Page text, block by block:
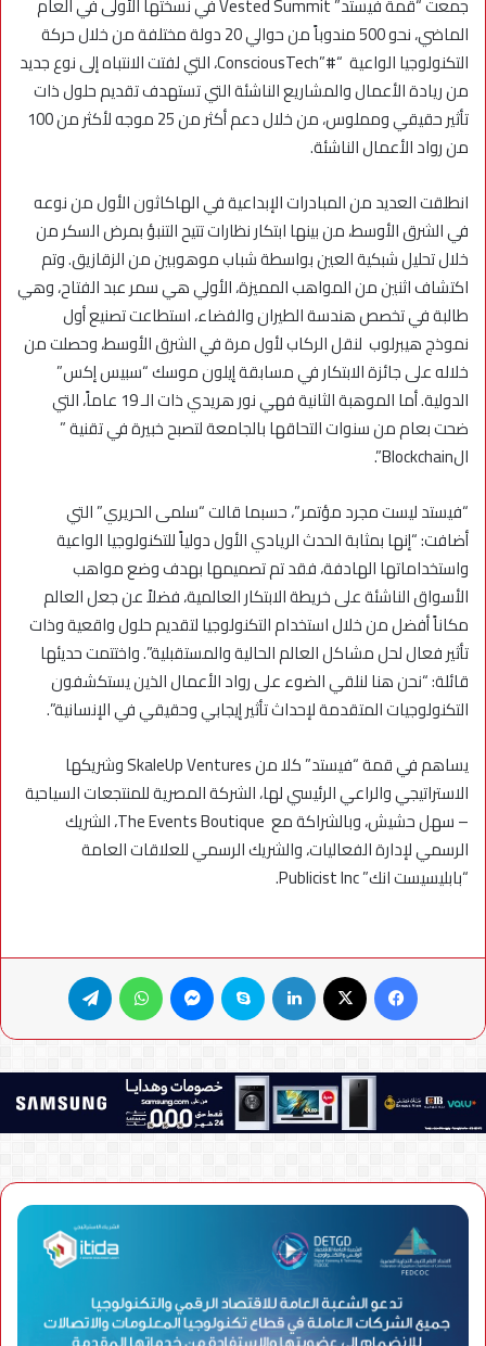
جمعت “قمة فيستد” Vested Summit في نسختها الأولى في العام
الماضي، نحو 500 مندوباً من حوالي 20 دولة مختلفة من خلال حركة
التكنولوجيا الواعية “#”ConsciousTech، التي لفتت الانتباه إلى نوع جديد
من ريادة الأعمال والمشاريع الناشئة التي تستهدف تقديم حلول ذات
تأثير حقيقي ومملوس، من خلال دعم أكثر من 25 موجه لأكثر من 100
من رواد الأعمال الناشئة.
انطلقت العديد من المبادرات الإبداعية في الهاكاثون الأول من نوعه
في الشرق الأوسط، من بينها ابتكار نظارات تتيح التنبؤ بمرض السكر من
خلال تحليل شبكية العين بواسطة شباب موهوبين من الزقازيق. وتم
اكتشاف اثنين من المواهب المميزة، الأولي هي سمر عبد الفتاح، وهي
طالبة في تخصص هندسة الطيران والفضاء، استطاعت تصنيع أول
نموذج هيبرلوب لنقل الركاب لأول مرة في الشرق الأوسط، وحصلت من
خلاله على جائزة الابتكار في مسابقة إيلون موسك “سبيس إكس”
الدولية. أما الموهبة الثانية فهي نور هريدي ذات الـ 19 عاماً، التي
ضحت بعام من سنوات التحاقها بالجامعة لتصبح خبيرة في تقنية ”
الBlockchain”.
“فيستد ليست مجرد مؤتمر”، حسبما قالت “سلمى الحريري” التي
أضافت: “إنها بمثابة الحدث الريادي الأول دولياً للتكنولوجيا الواعية
واستخداماتها الهادفة، فقد تم تصميمها بهدف وضع مواهب
الأسواق الناشئة على خريطة الابتكار العالمية، فضلاً عن جعل العالم
مكاناً أفضل من خلال استخدام التكنولوجيا لتقديم حلول واقعية وذات
تأثير فعال لحل مشاكل العالم الحالية والمستقبلية”. واختتمت حديئها
قائلة: “نحن هنا لنلقي الضوء على رواد الأعمال الذين يستكشفون
التكنولوجيات المتقدمة لإحداث تأثير إيجابي وحقيقي في الإنسانية”.
يساهم في قمة “فيستد” كلا من SkaleUp Ventures وشريكها
الاستراتيجي والراعي الرئيسي لها، الشركة المصرية للمنتجعات السياحية
– سهل حشيش، وبالشراكة مع The Events Boutique، الشريك
الرسمي لإدارة الفعاليات، والشريك الرسمي للعلاقات العامة
“بابليسيست انك” Publicist Inc.
فيسبوك لينكدإن سكايب ماسنجر واتساب